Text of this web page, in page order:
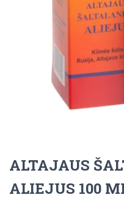
ALTAJAUS
ALIEJUS 100